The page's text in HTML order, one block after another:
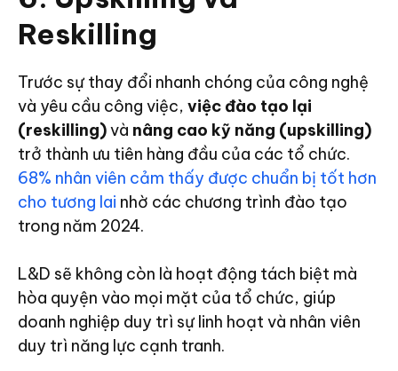
Reskilling
Trước sự thay đổi nhanh chóng của công nghệ
và yêu cầu công việc, việc đào tạo lại
(reskilling)và nâng cao kỹ năng (upskilling)
trở thành ưu tiên hàng đầu của các tổ chức.
68% nhân viên cảm thấy được chuẩn bị tốt hơn
cho tương lai nhờ các chương trình đào tạo
trong năm 2024.
L&D sẽ không còn là hoạt động tách biệt mà
hòa quyện vào mọi mặt của tổ chức, giúp
doanh nghiệp duy trì sự linh hoạt và nhân viên
duy trì năng lực cạnh tranh.